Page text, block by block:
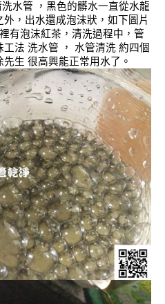
水管 ，黑色的髒水一直從水龍
，出水還成泡沫狀，如下圖片
有泡沫紅茶，清洗過程中，管
法 洗水管 ， 水管清洗 約四個
生 很高興能正常用水了。